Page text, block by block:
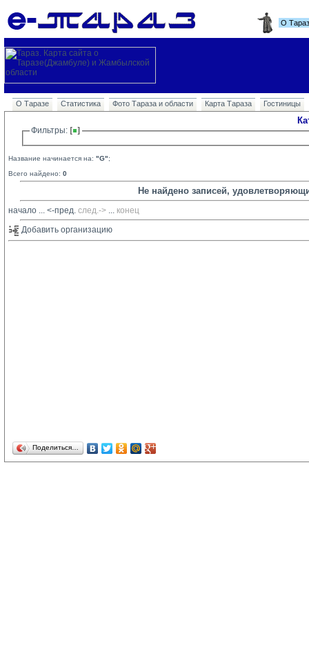
О
О Таразе Статистика Фото Тараза и области Карта Тараза Гостиницы
Фильтры:
Название начинается на: "G";
Всего найдено: 0
Не найдено записей,
начало ... <-пред. след.-> ... конец
Добавить организацию
Поделиться…